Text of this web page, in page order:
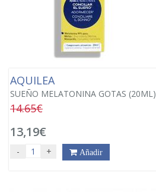
AQUILEA
SUEÑO MELATONINA GOTAS (20ML)
14.65€
13,19€
- + Añadir